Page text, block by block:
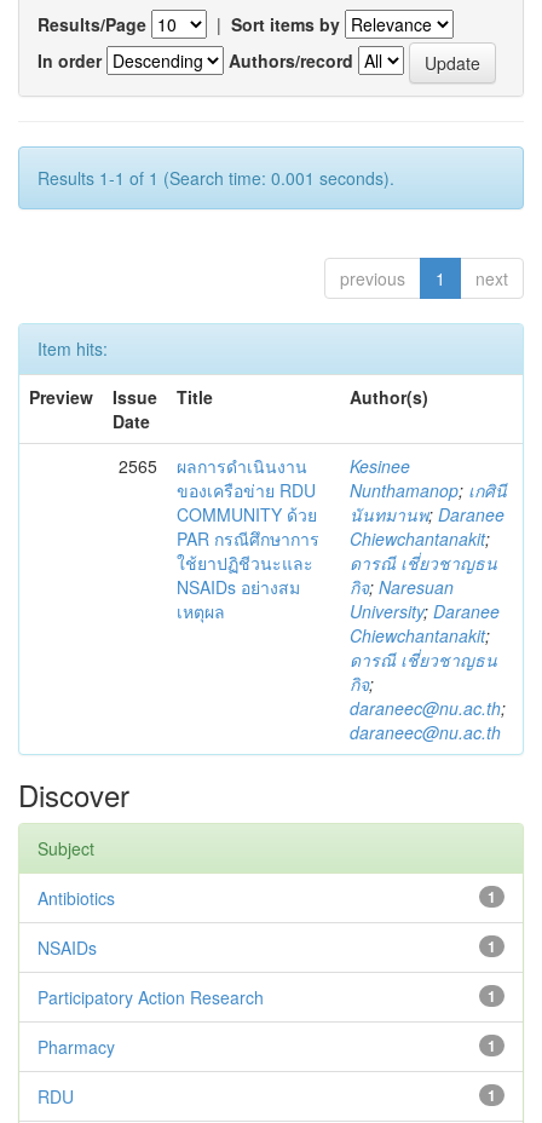
Results/Page | Sort items by
In order
Authors/record
Results 1-1 of 1 (Search time: 0.001 seconds).
previous 1 next
Item hits:
Preview
Issue
Date
Title Author(s)
2565
ผลการดำเนินงาน
ของเครือข่าย RDU
COMMUNITY ด้วย
PAR กรณีศึกษาการ
ใช้ยาปฏิชีวนะและ
NSAIDs อย่างสม
เหตุผล
Kesinee
Nunthamanop; เกศินี
นันทมานพ; Daranee
Chiewchantanakit;
ดารณี เชี่ยวชาญธน
กิจ; Naresuan
University; Daranee
Chiewchantanakit;
ดารณี เชี่ยวชาญธน
กิจ;
daraneec@nu.ac.th;
daraneec@nu.ac.th
Discover
Subject
1
Antibiotics
1
NSAIDs
1
Participatory Action Research
1
Pharmacy
1
RDU